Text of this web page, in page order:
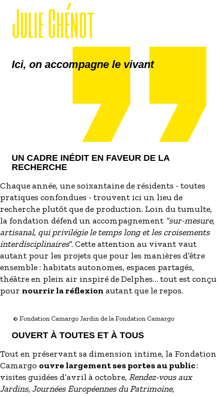
Julie Chénot
Ici, on accompagne le vivant
UN CADRE INÉDIT EN FAVEUR DE LA
RECHERCHE
Chaque année, une soixantaine de résidents - toutes
pratiques confondues - trouvent ici un lieu de
recherche plutôt que de production. Loin du tumulte,
la fondation défend un accompagnement “sur-mesure,
artisanal, qui privilégie le temps long et les croisements
interdisciplinaires”. Cette attention au vivant vaut
autant pour les projets que pour les manières d’être
ensemble : habitats autonomes, espaces partagés,
théâtre en plein air inspiré de Delphes… tout est conçu
pour nourrir la réflexion autant que le repos.
© Fondation Camargo Jardin de la Fondation Camargo
OUVERT À TOUTES ET À TOUS
Tout en préservant sa dimension intime, la Fondation
Camargo ouvre largement ses portes au public:
visites guidées d’avril à octobre, Rendez-vous aux
Jardins, Journées Européennes du Patrimoine,